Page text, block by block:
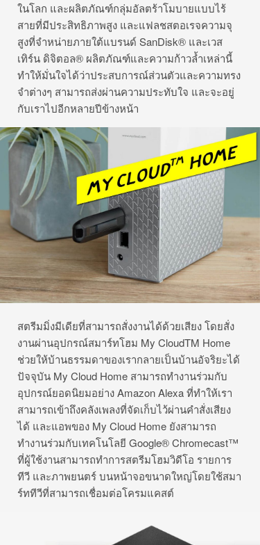
ในโลก และผลิตภัณฑ์กลุ่มอัลตร้าโมบายแบบไร้
สายที่มีประสิทธิภาพสูง และแฟลชสตอเรจความจุ
สูงที่จำหน่ายภายใต้แบรนด์ SanDisk® และเวส
เทิร์น ดิจิตอล® ผลิตภัณฑ์และความก้าวล้ำเหล่านี้
ทำให้มั่นใจได้ว่าประสบการณ์ส่วนตัวและความทรง
จำต่างๆ สามารถส่งผ่านความประทับใจ และจะอยู่
กับเราไปอีกหลายปีข้างหน้า
สตรีมมิ่งมีเดียที่สามารถสั่งงานได้ด้วยเสียง โดยสั่ง
งานผ่านอุปกรณ์สมาร์ทโฮม My CloudTM Home
ช่วยให้บ้านธรรมดาของเรากลายเป็นบ้านอัจริยะได้
ปัจจุบัน My Cloud Home สามารถทำงานร่วมกับ
อุปกรณ์ยอดนิยมอย่าง Amazon Alexa ที่ทำให้เรา
สามารถเข้าถึงคลังเพลงที่จัดเก็บไว้ผ่านคำสั่งเสียง
ได้ และแอพของ My Cloud Home ยังสามารถ
ทำงานร่วมกับเทคโนโลยี Google® Chromecast™
ที่ผู้ใช้งานสามารถทำการสตรีมโฮมวิดีโอ รายการ
ทีวี และภาพยนตร์ บนหน้าจอขนาดใหญ่โดยใช้สมา
ร์ททีวีที่สามารถเชื่อมต่อโครมแคสต์